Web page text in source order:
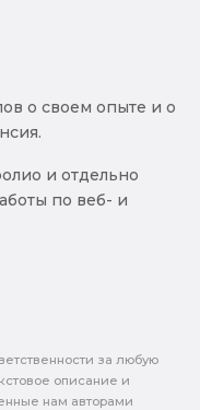
о своем опыте и о
и отдельно
по веб- и
за любую
описание и
нам авторами